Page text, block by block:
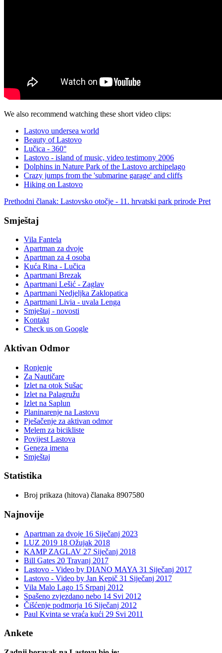
We also recommend watching these short video clips:
Lastovo undersea world
Beauty of Lastovo
Lučica - 360°
Lastovo - island of music, video testimony 2006
Dolphins in Nature Park of the Lastovo archipelago
Crazy jumps from the 'submarine garage' and cliffs
Hiking on Lastovo
Prethodni članak: Lastovsko otočje - 11. hrvatski park prirode Pret
Smještaj
Vila Fantela
Apartman za dvoje
Apartman za 4 osoba
Kuća Rina - Lučica
Apartmani Brezak
Apartmani Lešić - Zaglav
Apartmani Nedjeljka Zaklopatica
Apartmani Livia - uvala Lenga
Smještaj - novosti
Kontakt
Check us on Google
Aktivan Odmor
Ronjenje
Za Nautičare
Izlet na otok Sušac
Izlet na Palagružu
Izlet na Saplun
Planinarenje na Lastovu
Pješačenje za aktivan odmor
Melem za bicikliste
Povijest Lastova
Geneza imena
Smještaj
Statistika
Broj prikaza (hitova) članaka 8907580
Najnovije
Apartman za dvoje 16 Siječanj 2023
LUZ 2019 18 Ožujak 2018
KAMP ZAGLAV 27 Siječanj 2018
Bill Gates 20 Travanj 2017
Lastovo - Video by DIANO MAYA 31 Siječanj 2017
Lastovo - Video by Jan Kepič 31 Siječanj 2017
Vila Malo Lago 15 Srpanj 2012
Spašeno zvjezdano nebo 14 Svi 2012
Čišćenje podmorja 16 Siječanj 2012
Paul Kvinta se vraća kući 29 Svi 2011
Ankete